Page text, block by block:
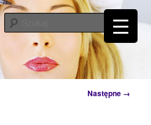
Butterfly – Katowice
o siebie dbać. Przyjdź a my Ci w tym
Następne →